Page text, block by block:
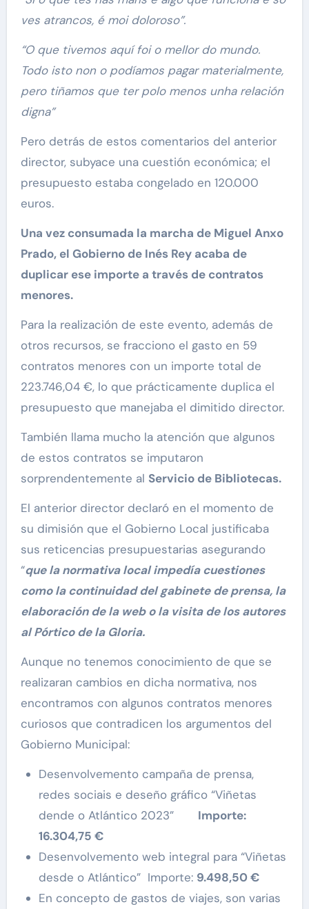
ves atrancos, é moi doloroso”.
“O que tivemos aquífoi o mellor do mundo.
Todo isto non o podíamos pagar materialmente,
pero tiñamos que ter polo menos unha relación
digna”
Pero detrás de estos comentarios del anterior
director, subyace una cuestión económica; el
presupuesto estaba congelado en 120.000
euros.
Una vez consumada la marcha de Miguel Anxo
Prado, el Gobierno de Inés Rey acaba de
duplicar ese importe a través de contratos
menores.
Para la realización de este evento, además de
otros recursos, se fracciono el gasto en 59
contratos menores con un importe total de
223.746,04 €, lo que prácticamente duplica el
presupuesto que manejaba el dimitido director.
También llama mucho la atención que algunos
de estos contratos se imputaron
sorprendentemente al Servicio de Bibliotecas.
El anterior director declaró en el momento de
su dimisión que el Gobierno Local justificaba
sus reticencias presupuestarias asegurando
“que la normativa local impedía cuestiones
como la continuidad del gabinete de prensa, la
elaboración de la web o la visita de los autores
al Pórtico de la Gloria.
Aunque no tenemos conocimiento de que se
realizaran cambios en dicha normativa, nos
encontramos con algunos contratos menores
curiosos que contradicen los argumentos del
Gobierno Municipal:
Desenvolvemento campaña de prensa,
redes sociais e deseño gráfico “Viñetas
dende o Atlántico 2023” Importe:
16.304,75 €
Desenvolvemento web integral para “Viñetas
desde o Atlántico” Importe: 9.498,50 €
En concepto de gastos de viajes, son varias